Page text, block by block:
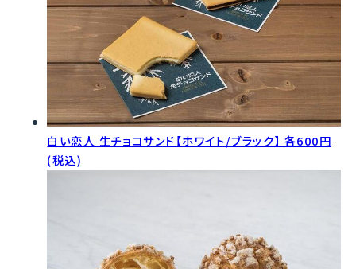
白い恋人 生チョコサンド【ホワイト/ブラック】 各600円
(税込)